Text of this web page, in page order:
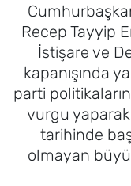
Recep Tayyip
İstişare ve
kapanışında
parti
vurgu
tarihinde
olmayan